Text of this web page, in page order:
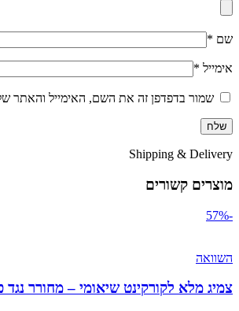
שם *
אימייל *
שמור בדפדפן זה את השם, האימייל והאתר
Shipping & Delivery
מוצרים קשורים
-57%
השוואה
צמיג מלא לקורקינט שיאומי – מחורר נגד